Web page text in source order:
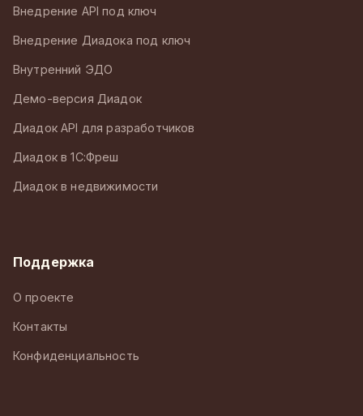
Внедрение API под ключ
Внедрение Диадока под ключ
Внутренний ЭДО
Демо-версия Диадок
Диадок API для разработчиков
Диадок в 1С:Фреш
Диадок в недвижимости
Поддержка
О проекте
Контакты
Конфиденциальность